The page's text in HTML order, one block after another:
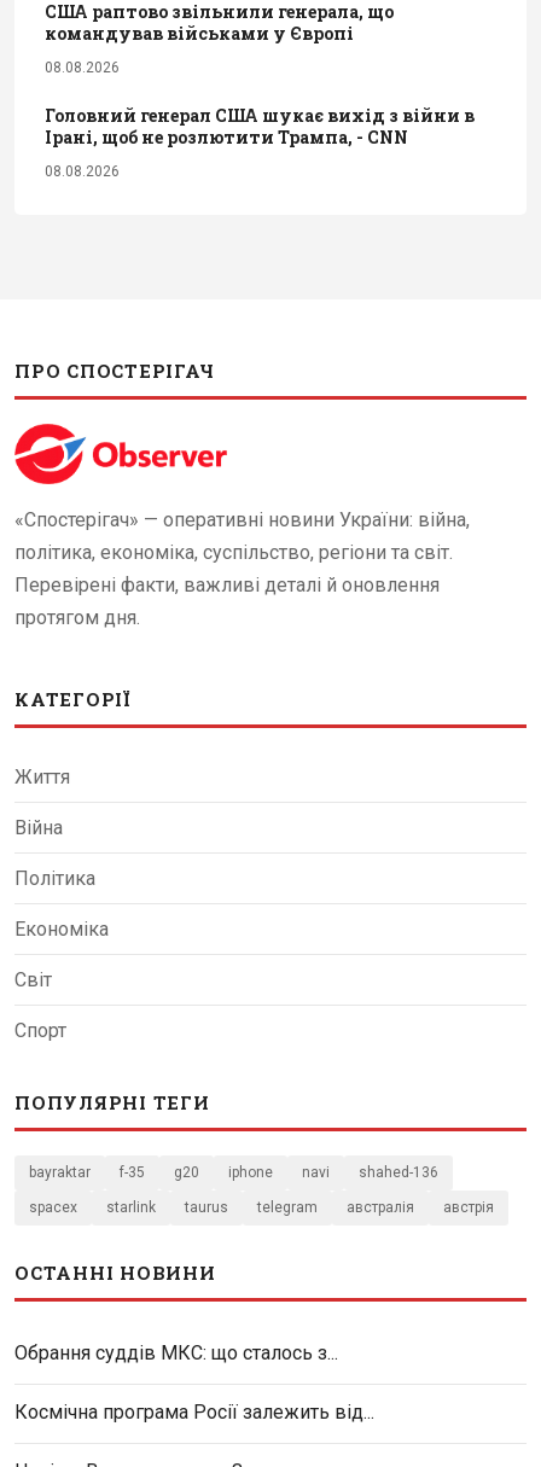
США раптово звільнили генерала, що
командував військами у Європі
08.08.2026
Головний генерал США шукає вихід з війни в
Ірані, щоб не розлютити Трампа, - CNN
08.08.2026
ПРО СПОСТЕРІГАЧ
«Спостерігач» — оперативні новини України: війна,
політика, економіка, суспільство, регіони та світ.
Перевірені факти, важливі деталі й оновлення
протягом дня.
КАТЕГОРІЇ
Життя
Війна
Політика
Економіка
Світ
Спорт
ПОПУЛЯРНІ ТЕГИ
bayraktar f-35 g20 iphone navi shahed-136
spacex starlink taurus telegram австралія австрія
ОСТАННІ НОВИНИ
Обрання суддів МКС: що сталось з...
Космічна програма Росії залежить від...